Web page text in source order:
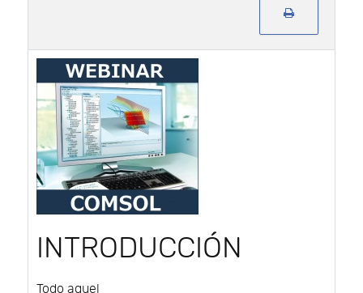
INTRODUCCIÓN
Todo aquel